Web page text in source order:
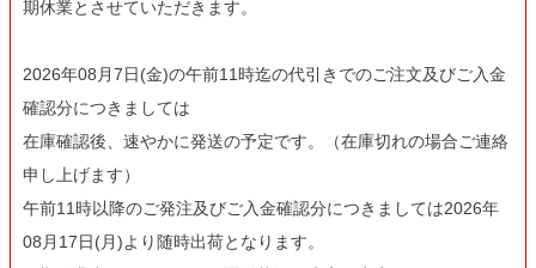
期休業とさせていただきます。
2026年08月7日(金)の午前11時迄の代引きでのご注文及びご入金
確認分につきましては
在庫確認後、速やかに発送の予定です。（在庫切れの場合ご連絡
申し上げます）
午前11時以降のご発注及びご入金確認分につきましては2026年
08月17日(月)より随時出荷となります。